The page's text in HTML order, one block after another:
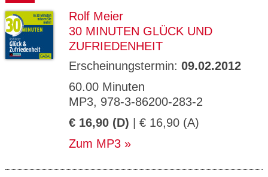
Rolf Meier
30 MINUTEN GLÜCK UND
ZUFRIEDENHEIT
Erscheinungstermin: 09.02.2012
60.00 Minuten
MP3, 978-3-86200-283-2
€ 16,90 (D) | € 16,90 (A)
Zum MP3